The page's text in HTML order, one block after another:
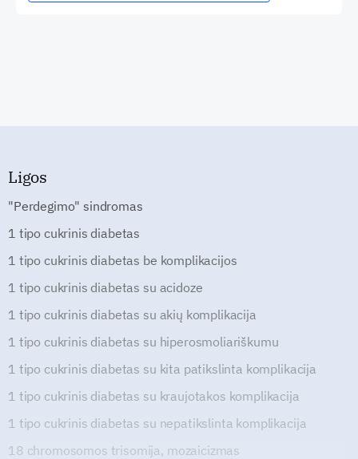
Ligos
"Perdegimo" sindromas
1 tipo cukrinis diabetas
1 tipo cukrinis diabetas be komplikacijos
1 tipo cukrinis diabetas su acidoze
1 tipo cukrinis diabetas su akių komplikacija
1 tipo cukrinis diabetas su hiperosmoliariškumu
1 tipo cukrinis diabetas su kita patikslinta komplikacija
1 tipo cukrinis diabetas su kraujotakos komplikacija
1 tipo cukrinis diabetas su nepatikslinta komplikacija
18 chromosomos trisomija, mozaicizmas